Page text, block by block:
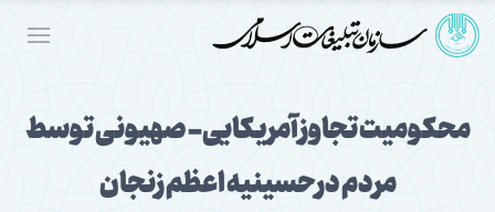
محکومیت تجاوز آمریکایی- صهیونی توسط
مردم درحسینیه اعظم زنجان